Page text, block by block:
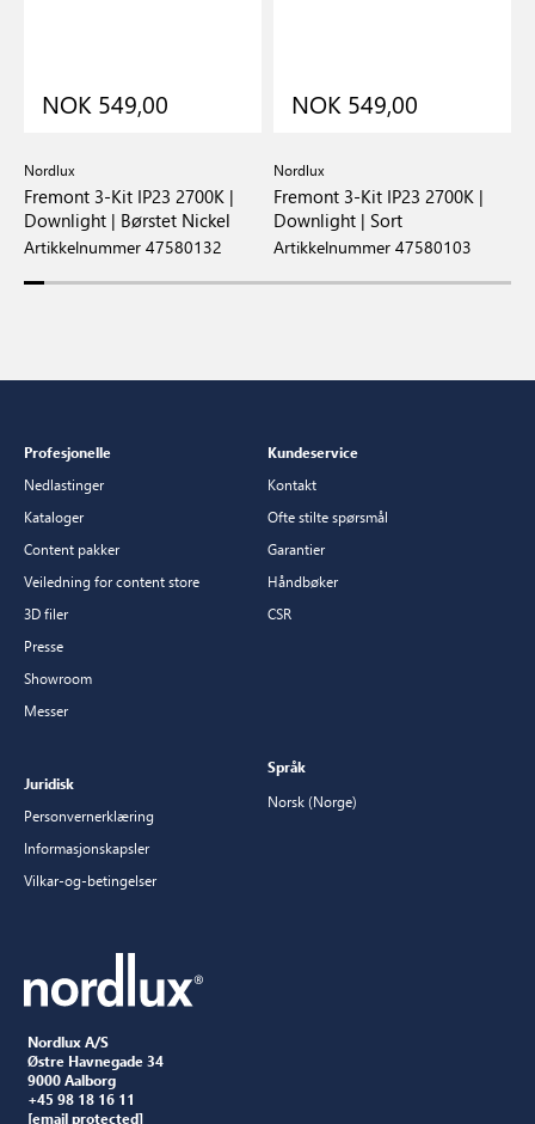
NOK 549,00
Nordlux
Fremont 3-Kit IP23 2700K |
Downlight | Børstet Nickel
Artikkelnummer 47580132
NOK 549,00
Nordlux
Fremont 3-Kit IP23 2700K |
Downlight | Sort
Artikkelnummer 47580103
Nordlux A/S
Østre Havnegade 34
9000 Aalborg
+45 98 18 16 11
[email protected]
Profesjonelle
Nedlastinger
Kataloger
Content pakker
Veiledning for content store
3D filer
Presse
Showroom
Messer
Kundeservice
Kontakt
Ofte stilte spørsmål
Garantier
Håndbøker
CSR
Juridisk
Personvernerklæring
Informasjonskapsler
Vilkar-og-betingelser
Språk
Norsk (Norge)